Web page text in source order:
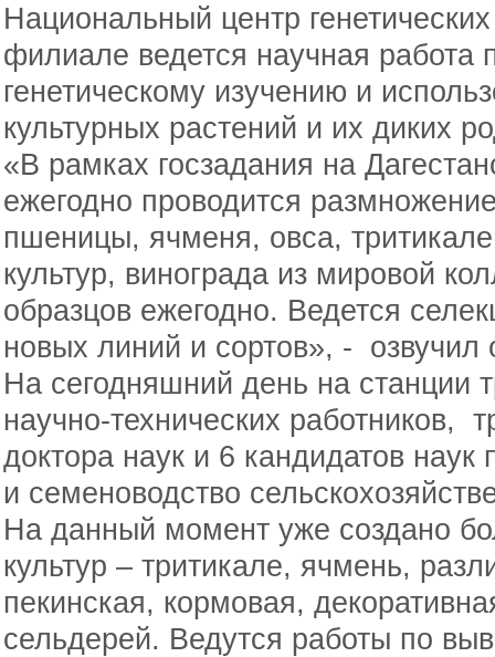
Национальный центр
филиале ведется научная работа
генетическому изучению и
культурных растений и их диких
«В рамках госзадания на
ежегодно проводится
пшеницы, ячменя, овса,
культур, винограда из мировой
образцов ежегодно. Ведется
новых линий и сортов», - озвучил
На сегодняшний день на станции
научно-технических работников,
доктора наук и 6 кандидатов
и семеноводство
На данный момент уже создано
культур – тритикале, ячмень,
пекинская, кормовая,
сельдерей. Ведутся работы по